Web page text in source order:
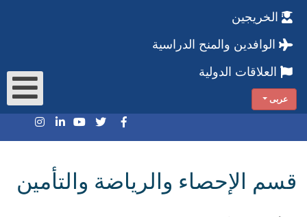
الخريجين
الوافدين والمنح الدراسية
العلاقات الدولية
عربى
قسم الإحصاء والرياضة والتأمين